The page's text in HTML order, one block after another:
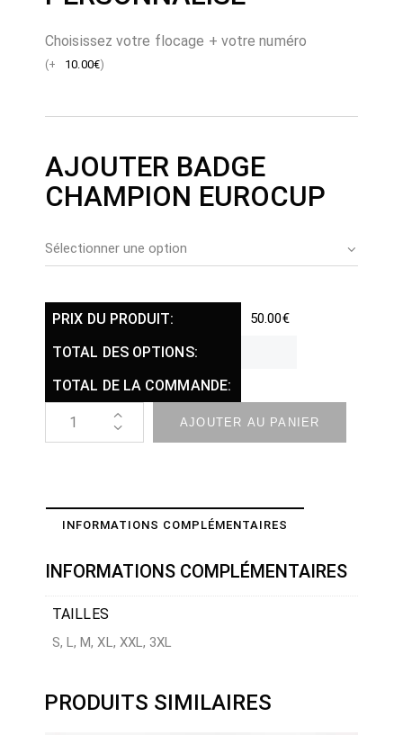
Choisissez votre flocage + votre numéro
(+ 10.00€)
AJOUTER BADGE
CHAMPION EUROCUP
PRIX DU PRODUIT: 50.00€
TOTAL DES OPTIONS:
TOTAL DE LA COMMANDE:
AJOUTER AU PANIER
INFORMATIONS COMPLÉMENTAIRES
INFORMATIONS COMPLÉMENTAIRES
TAILLES
S, L, M, XL, XXL, 3XL
PRODUITS SIMILAIRES